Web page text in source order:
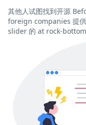
其他人试图找到开源
foreign companies 提
slider 的 at rock-bottom